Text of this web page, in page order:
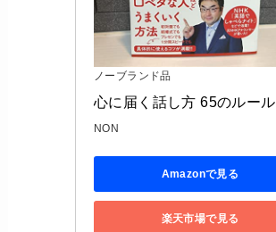
ノーブランド品
心に届く話し方 65のルール
NON
Amazonで見る
楽天市場で見る